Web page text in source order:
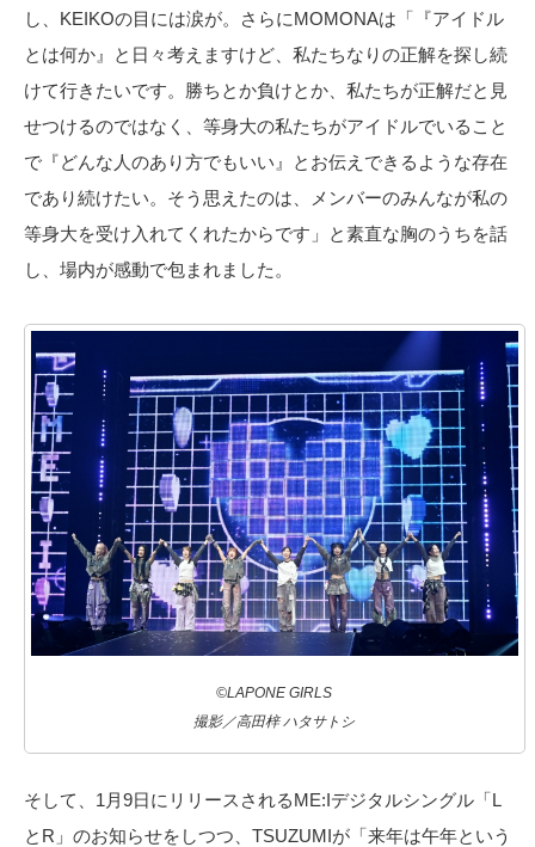
し、KEIKOの目には涙が。さらにMOMONAは「『アイドル
とは何か』と日々考えますけど、私たちなりの正解を探し続
けて行きたいです。勝ちとか負けとか、私たちが正解だと見
せつけるのではなく、等身大の私たちがアイドルでいること
で『どんな人のあり方でもいい』とお伝えできるような存在
であり続けたい。そう思えたのは、メンバーのみんなが私の
等身大を受け入れてくれたからです」と素直な胸のうちを話
し、場内が感動で包まれました。
©LAPONE GIRLS
撮影／高田梓 ハタサトシ
そして、1月9日にリリースされるME:Iデジタルシングル「L
とR」のお知らせをしつつ、TSUZUMIが「来年は午年という